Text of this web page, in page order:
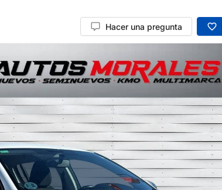
Hacer una pregunta